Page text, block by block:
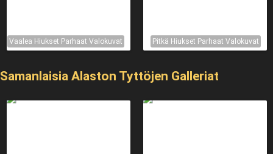
Vaalea Hiukset Parhaat Valokuvat Pitkä Hiukset Parhaat Valokuvat
Samanlaisia ​​Alaston Tyttöjen Galleriat